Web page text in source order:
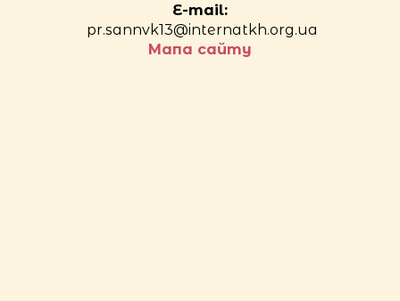
E-mail:
pr.sannvk13@internatkh.org.ua
Мапа сайту